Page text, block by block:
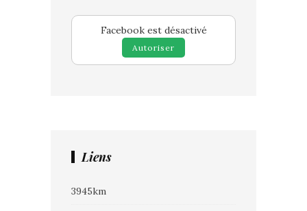
Facebook est désactivé
Autoriser
Liens
3945km